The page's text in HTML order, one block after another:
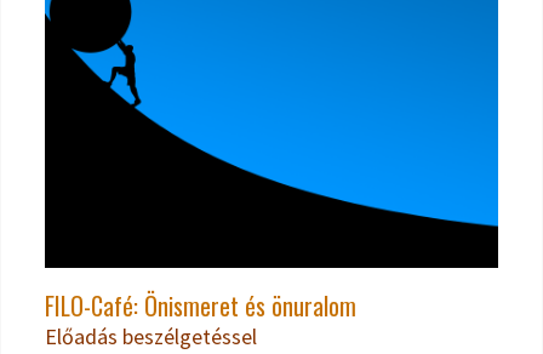
FILO-Café: Önismeret és önuralom
Előadás beszélgetéssel